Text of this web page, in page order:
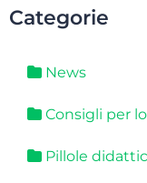
Categorie
News
Consigli per
Pillole